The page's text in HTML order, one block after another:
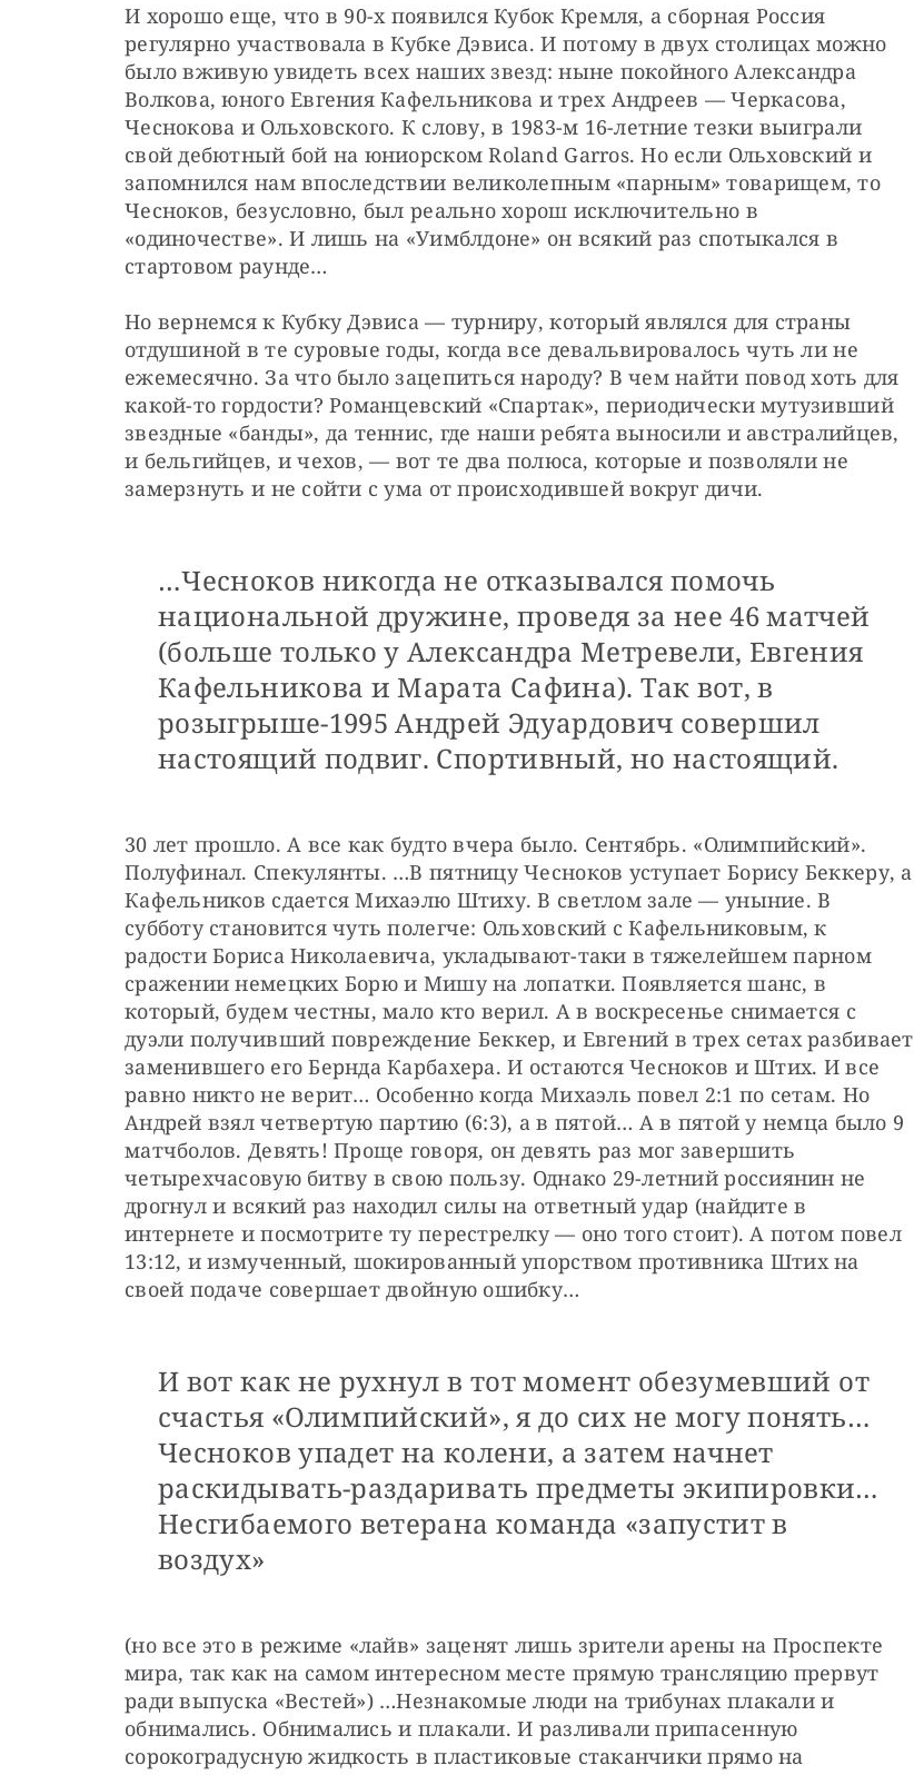
И хорошо еще, что в 90-х появился Кубок Кремля, а сборная Россия
регулярно участвовала в Кубке Дэвиса. И потому в двух столицах можно
было вживую увидеть всех наших звезд: ныне покойного Александра
Волкова, юного Евгения Кафельникова и трех Андреев — Черкасова,
Чеснокова и Ольховского. К слову, в 1983-м 16-летние тезки выиграли
свой дебютный бой на юниорском Roland Garros. Но если Ольховский и
запомнился нам впоследствии великолепным «парным» товарищем, то
Чесноков, безусловно, был реально хорош исключительно в
«одиночестве». И лишь на «Уимблдоне» он всякий раз спотыкался в
стартовом раунде…
Но вернемся к Кубку Дэвиса — турниру, который являлся для страны
отдушиной в те суровые годы, когда все девальвировалось чуть ли не
ежемесячно. За что было зацепиться народу? В чем найти повод хоть для
какой-то гордости? Романцевский «Спартак», периодически мутузивший
звездные «банды», да теннис, где наши ребята выносили и австралийцев,
и бельгийцев, и чехов, — вот те два полюса, которые и позволяли не
замерзнуть и не сойти с ума от происходившей вокруг дичи.
…Чесноков никогда не отказывался помочь
национальной дружине, проведя за нее 46 матчей
(больше только у Александра Метревели, Евгения
Кафельникова и Марата Сафина). Так вот, в
розыгрыше-1995 Андрей Эдуардович совершил
настоящий подвиг. Спортивный, но настоящий.
30 лет прошло. А все как будто вчера было. Сентябрь. «Олимпийский».
Полуфинал. Спекулянты. …В пятницу Чесноков уступает Борису Беккеру, а
Кафельников сдается Михаэлю Штиху. В светлом зале — уныние. В
субботу становится чуть полегче: Ольховский с Кафельниковым, к
радости Бориса Николаевича, укладывают-таки в тяжелейшем парном
сражении немецких Борю и Мишу на лопатки. Появляется шанс, в
который, будем честны, мало кто верил. А в воскресенье снимается с
дуэли получивший повреждение Беккер, и Евгений в трех сетах разбивает
заменившего его Бернда Карбахера. И остаются Чесноков и Штих. И все
равно никто не верит… Особенно когда Михаэль повел 2:1 по сетам. Но
Андрей взял четвертую партию (6:3), а в пятой… А в пятой у немца было 9
матчболов. Девять! Проще говоря, он девять раз мог завершить
четырехчасовую битву в свою пользу. Однако 29-летний россиянин не
дрогнул и всякий раз находил силы на ответный удар (найдите в
интернете и посмотрите ту перестрелку — оно того стоит). А потом повел
13:12, и измученный, шокированный упорством противника Штих на
своей подаче совершает двойную ошибку…
И вот как не рухнул в тот момент обезумевший от
счастья «Олимпийский», я до сих не могу понять…
Чесноков упадет на колени, а затем начнет
раскидывать-раздаривать предметы экипировки…
Несгибаемого ветерана команда «запустит в
воздух»
(но все это в режиме «лайв» заценят лишь зрители арены на Проспекте
мира, так как на самом интересном месте прямую трансляцию прервут
ради выпуска «Вестей») …Незнакомые люди на трибунах плакали и
обнимались. Обнимались и плакали. И разливали припасенную
сорокоградусную жидкость в пластиковые стаканчики прямо на